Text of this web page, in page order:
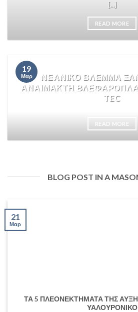
[...]
READ MORE
ΝΕΑΝΙΚΟ ΒΛΕΜΜΑ
ΑΝΑΙΜΑΚΤΗ
TEC
READ MORE
19
Μαρ
BLOG POST IN A
ΤΑ 5 ΠΛΕΟΝΕΚΤΗΜΑΤΑ ΤΗΣ
ΥΑΛΟΥΡΟΝΙΚΟ
21
Μαρ